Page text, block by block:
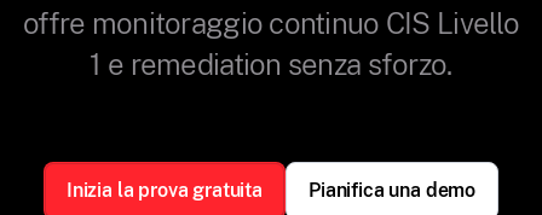
offre monitoraggio continuo CIS Livello
1 e remediation senza sforzo.
Inizia la prova gratuita Pianifica una demo